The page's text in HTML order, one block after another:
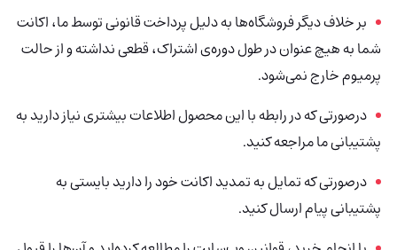
بر خلاف دیگر فروشگاه‌ها به دلیل پرداخت قانونی توسط ما، اکانت
شما به هیچ عنوان در طول دوره‌ی اشتراک، قطعی نداشته و از حالت
پرمیوم خارج نمی‌شود.
درصورتی‌ که در رابطه با این محصول اطلاعات بیشتری نیاز دارید به
پشتیبانی ما مراجعه کنید.
درصورتی که تمایل به تمدید اکانت خود را دارید بایستی به
پشتیبانی پیام ارسال کنید.